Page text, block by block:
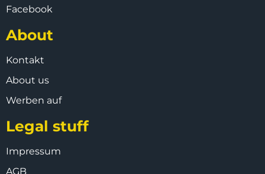
Facebook
About
Kontakt
About us
Werben auf
Legal stuff
Impressum
AGB